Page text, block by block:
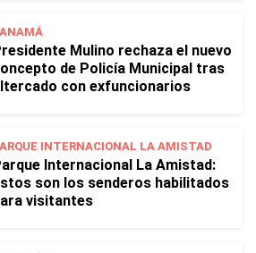
Mulino rechaza el nuevo
de Policía Municipal tras
con exfuncionarios
INTERNACIONAL LA AMISTAD
Internacional La Amistad:
son los senderos habilitados
visitantes